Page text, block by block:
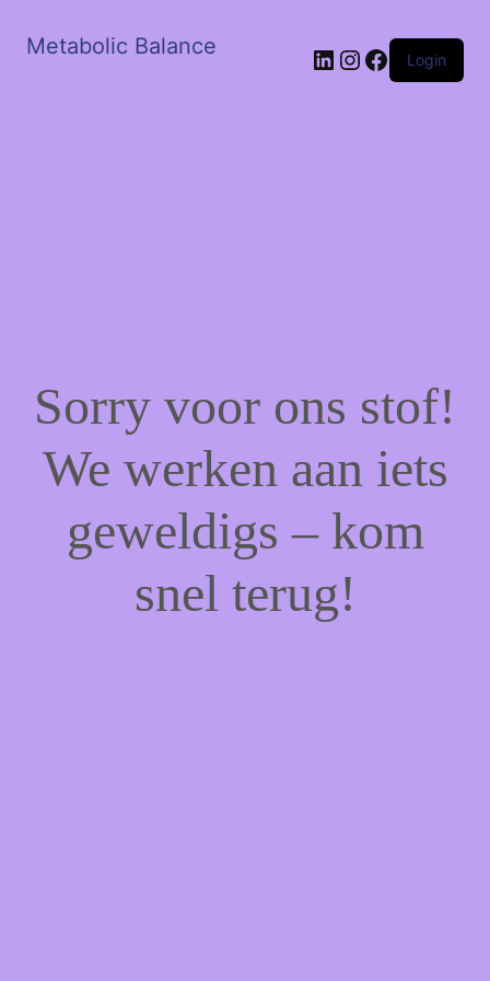
Metabolic Balance LinkedIn
Instagram
Facebook
Login
Sorry voor ons stof!
We werken aan iets
geweldigs – kom
snel terug!